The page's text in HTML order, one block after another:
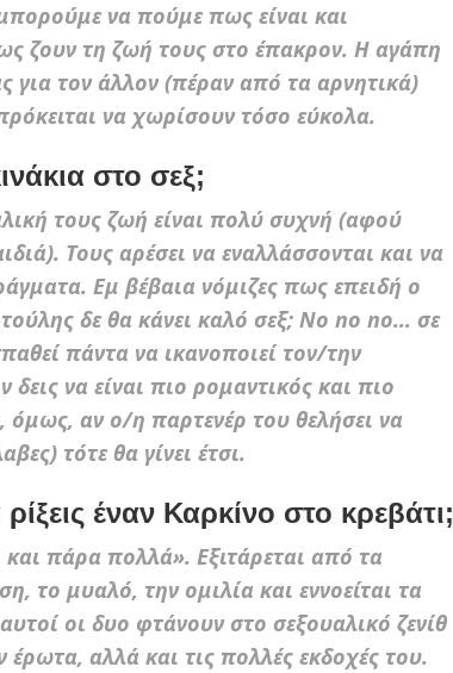
να πούμε πως είναι και
ζουν τη ζωή τους στο έπακρον. Η αγάπη
για τον άλλον (πέραν από τα αρνητικά)
να χωρίσουν τόσο εύκολα.
στο σεξ;
τους ζωή είναι πολύ συχνή (αφού
Τους αρέσει να εναλλάσσονται και να
Εμ βέβαια νόμιζες πως επειδή ο
δε θα κάνει καλό σεξ; No no no… σε
πάντα να ικανοποιεί τον/την
δεις να είναι πιο ρομαντικός και πιο
όμως, αν ο/η παρτενέρ του θελήσει να
τότε θα γίνει έτσι.
ρίξεις έναν Καρκίνο στο κρεβάτι;
πάρα πολλά». Εξιτάρεται από τα
το μυαλό, την ομιλία και εννοείται τα
οι δυο φτάνουν στο σεξουαλικό ζενίθ
έρωτα, αλλά και τις πολλές εκδοχές του.